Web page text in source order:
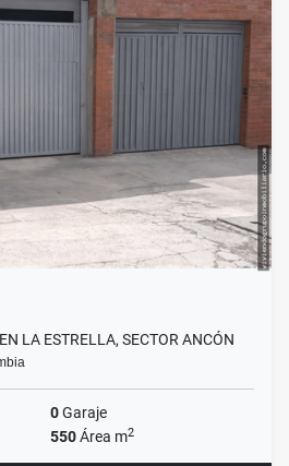
LA ESTRELLA, SECTOR ANCÓN
0Garaje
550Área m2